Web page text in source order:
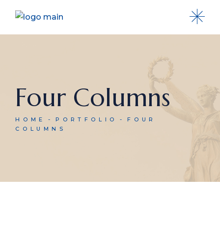
Four Columns
HOME PORTFOLIO
FOUR
COLUMNS